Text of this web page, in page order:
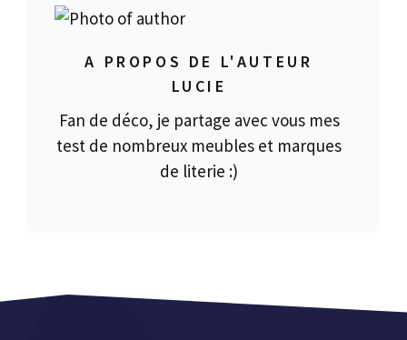
A PROPOS DE L'AUTEUR
LUCIE
Fan de déco, je partage avec vous mes
test de nombreux meubles et marques
de literie :)